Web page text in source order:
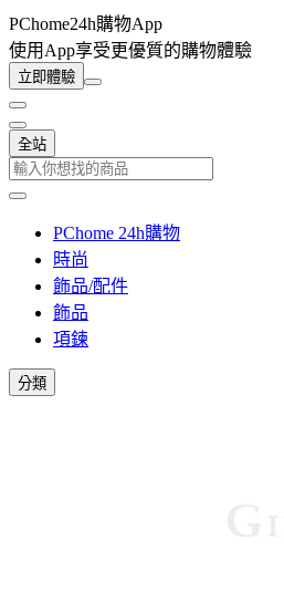
PChome24h購物App
使用App享受更優質的購物體驗
立即體驗
全站
PChome 24h購物
時尚
飾品/配件
飾品
項鍊
分類